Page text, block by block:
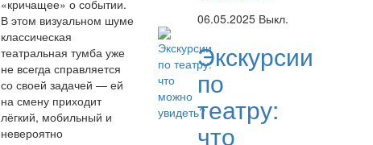
«кричащее» о событии.
В этом визуальном шуме
классическая
театральная тумба уже
не всегда справляется
со своей задачей — ей
на смену приходит
лёгкий, мобильный и
невероятно
06.05.2025 Выкл.
Экскурсии
по
театру:
что